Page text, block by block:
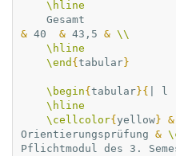
\hline
& 40 & 43,5 & \\
\hline
\end { tabular}
\begin{ tabular}{ | l
\hline
\cellcolor{ yellow} &
Orientierungsprüfung &
Pflichtmodul des 3.